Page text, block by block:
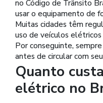
no Código de Trânsito
usar o equipamento de
Muitas cidades têm
uso de veículos elétricos
Por conseguinte,
antes de circular com
Quanto
elétrico no